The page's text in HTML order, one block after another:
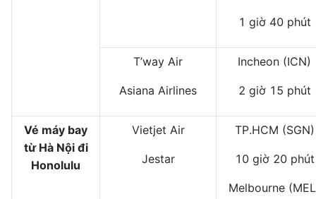
1 giờ 40 phút
T’way Air
Asiana Airlines
Incheon (ICN)
2 giờ 15 phút
Vé máy bay
từ Hà Nội đi
Honolulu
Vietjet Air
Jestar
TP.HCM (SGN)
10 giờ 20 phút
Melbourne